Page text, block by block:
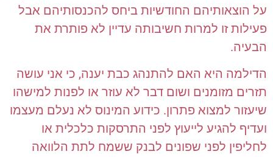
על הוצאותיהם החודשיות ביחס להכנסותיהם אבל
פעילות זו למרות חשיבותה עדיין לא פותרת את
הבעיה.
הדילמה היא האם להתנהג כבת יענה, כי אני עושה
תזרים מזומנים ושום דבר לא עוזר או לפנות למישהו
שיעזור למצוא פתרון. כידוע המינוס לא נעלם מעצמו
ועדיף להגיע לייעוץ לפני התרסקות כלכלית או
לחליפין לפני שפונים לבנק ששמח לתת הלוואה